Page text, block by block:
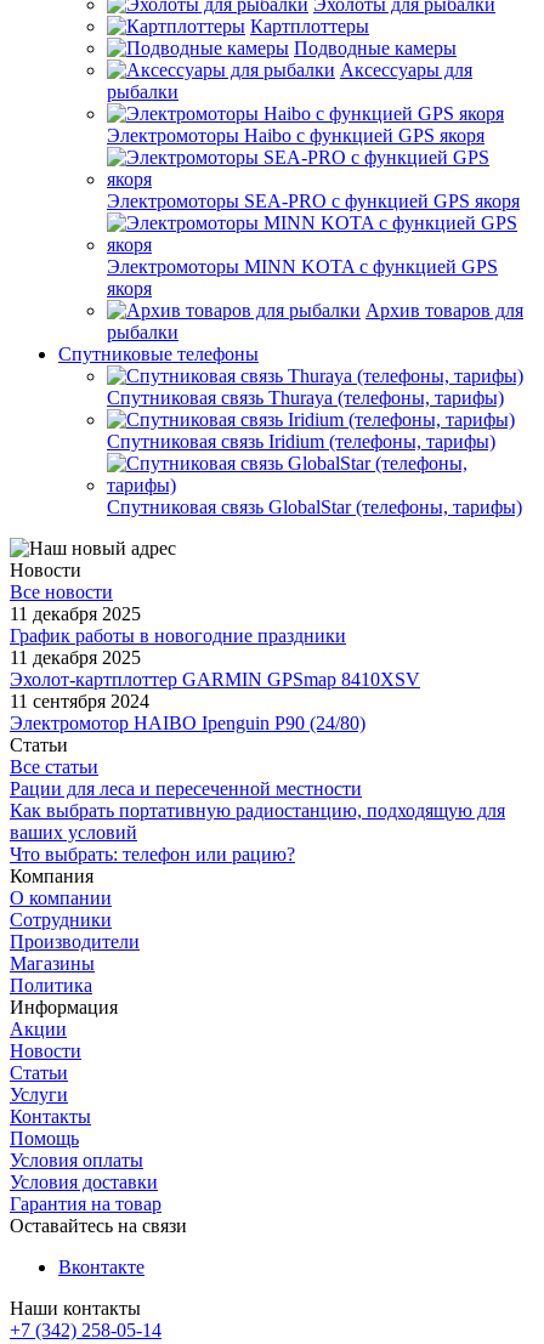
Картплоттеры
Подводные камеры
Аксессуары для
рыбалки
Электромоторы Haibo с функцией GPS якоря
Электромоторы SEA-PRO с функцией GPS якоря
Электромоторы MINN KOTA с функцией GPS
якоря
Архив товаров для
рыбалки
Спутниковые телефоны
Спутниковая связь Thuraya (телефоны, тарифы)
Спутниковая связь Iridium (телефоны, тарифы)
Спутниковая связь GlobalStar (телефоны, тарифы)
Новости
Все новости
11 декабря 2025
График работы в новогодние праздники
11 декабря 2025
Эхолот-картплоттер GARMIN GPSmap 8410XSV
11 сентября 2024
Электромотор HAIBO Ipenguin P90 (24/80)
Статьи
Все статьи
Рации для леса и пересеченной местности
Как выбрать портативную радиостанцию, подходящую для
ваших условий
Что выбрать: телефон или рацию?
Компания
О компании
Сотрудники
Производители
Магазины
Политика
Информация
Акции
Новости
Статьи
Услуги
Контакты
Помощь
Условия оплаты
Условия доставки
Гарантия на товар
Оставайтесь на связи
Вконтакте
Наши контакты
+7 (342) 258-05-14